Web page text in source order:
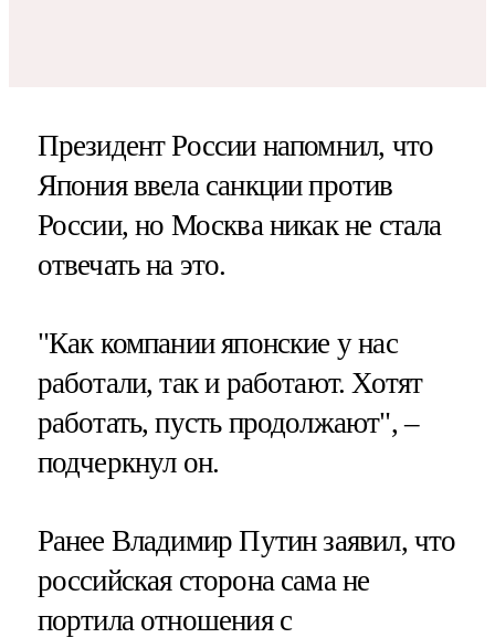
Президент России напомнил, что
Япония ввела санкции против
России, но Москва никак не стала
отвечать на это.
"Как компании японские у нас
работали, так и работают. Хотят
работать, пусть продолжают", –
подчеркнул он.
Ранее Владимир Путин заявил, что
российская сторона сама не
портила отношения с